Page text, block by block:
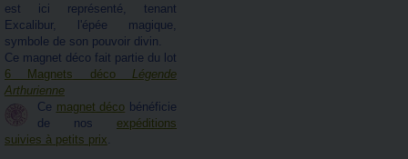
est ici représenté, tenant
Excalibur, l'épée magique,
symbole de son pouvoir divin.
Ce magnet déco fait partie du lot
6 Magnets déco Légende
Arthurienne
Ce magnet déco bénéficie
de nos expéditions
suivies à petits prix.